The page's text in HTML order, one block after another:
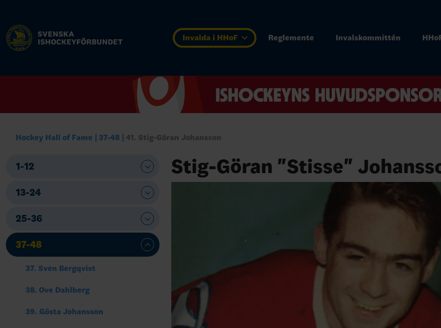
Invalda i HHoF Reglemente Invalskommittén
Hockey Hall of Fame 37-48 41. Stig-Göran Johansson
1-12
13-24
25-36
37-48
37. Sven Bergqvist
38. Ove Dahlberg
39. Gösta Johansson
Stig-Göran "Stisse"